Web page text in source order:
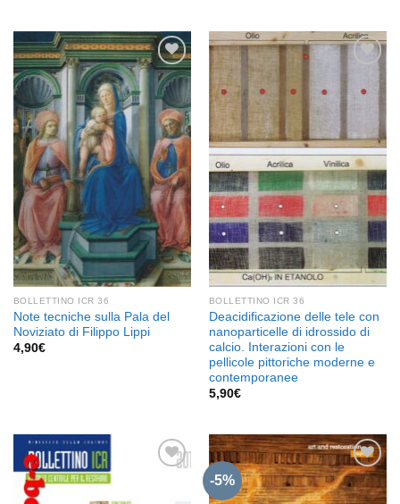
26,00€.24,70€.
Aggiungi
alla lista
dei
desideri
BOLLETTINO ICR 36
Note tecniche sulla Pala del
Noviziato di Filippo Lippi
4,90€
dei
desideri
BOLLETTINO ICR 36
Deacidificazione delle tele con
nanoparticelle di idrossido di
calcio. Interazioni con le
pellicole pittoriche moderne e
contemporanee
5,90€
-5%